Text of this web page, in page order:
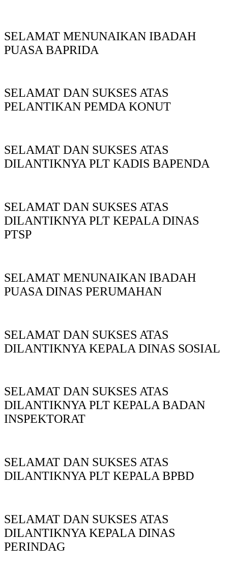
SELAMAT MENUNAIKAN IBADAH
PUASA BAPRIDA
SELAMAT DAN SUKSES ATAS
PELANTIKAN PEMDA KONUT
SELAMAT DAN SUKSES ATAS
DILANTIKNYA PLT KADIS BAPENDA
SELAMAT DAN SUKSES ATAS
DILANTIKNYA PLT KEPALA DINAS
PTSP
SELAMAT MENUNAIKAN IBADAH
PUASA DINAS PERUMAHAN
SELAMAT DAN SUKSES ATAS
DILANTIKNYA KEPALA DINAS SOSIAL
SELAMAT DAN SUKSES ATAS
DILANTIKNYA PLT KEPALA BADAN
INSPEKTORAT
SELAMAT DAN SUKSES ATAS
DILANTIKNYA PLT KEPALA BPBD
SELAMAT DAN SUKSES ATAS
DILANTIKNYA KEPALA DINAS
PERINDAG